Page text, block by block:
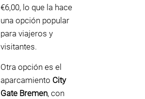
€6,00, lo que la hace
una opción popular
para viajeros y
visitantes.
Otra opción es el
aparcamiento City
Gate Bremen, con